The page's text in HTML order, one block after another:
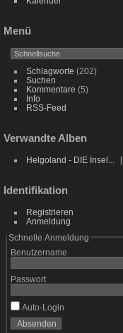
Menü
Schlagworte (202)
Suchen
Kommentare (5)
Info
RSS-Feed
Verwandte Alben
Helgoland - DIE Insel...
Identifikation
Registrieren
Anmeldung
Schnelle Anmeldung
Benutzername
Passwort
Auto-Login